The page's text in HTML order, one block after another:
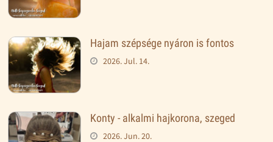
Hajam szépsége nyáron is fontos
2026. Jul. 14.
Konty - alkalmi hajkorona, szeged
2026. Jun. 20.